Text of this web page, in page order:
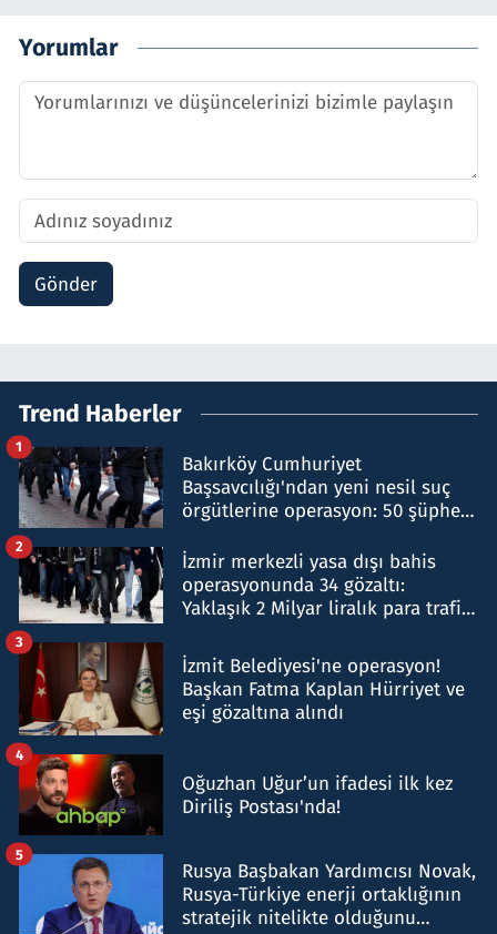
Yorumlar
Gönder
Trend Haberler
Bakırköy Cumhuriyet
Başsavcılığı'ndan yeni nesil suç
örgütlerine operasyon: 50 şüpheli
1
İzmir merkezli yasa dışı bahis
operasyonunda 34 gözaltı:
Yaklaşık 2 Milyar liralık para trafiği
2
İzmit Belediyesi'ne operasyon!
Başkan Fatma Kaplan Hürriyet ve
eşi gözaltına alındı
3
Oğuzhan Uğur’un ifadesi ilk kez
Diriliş Postası'nda!
4
Rusya Başbakan Yardımcısı Novak,
Rusya-Türkiye enerji ortaklığının
stratejik nitelikte olduğunu
5